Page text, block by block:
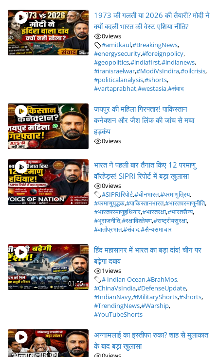
1973 की गलती या 2026 की तैयारी? मोदी ने
क्यों बदली भारत की वेस्ट एशिया नीति?
0views
#amitkaul,#BreakingNews,
#energysecurity,#foreignpolicy,
#geopolitics,#indiafirst,#indianews,
#iranisraelwar,#ModiVsIndira,#oilcrisis,
#politicalanalysis,#shorts,
#vartaprabhat,#westasia,#संवाद
जयपुर की महिला गिरफ्तार! पाकिस्तान
कनेक्शन और जैश लिंक की जांच से मचा
हड़कंप
0views
भारत ने पहली बार तैनात किए 12 परमाणु
वॉरहेड्स! SIPRI रिपोर्ट में बड़ा खुलासा
0views
#SIPRIरिपोर्ट,#चीनभारत,#परमाणुत्रिय,
#परमाणुयुद्धक,#पाकिस्तानभारत,#भारतपरमाणुनीति,
#भारतपरमाणुहथियार,#भारतरक्षा,#भारतसैन्य,
#भूराजनीति,#रक्षाविश्लेषण,#राष्ट्रीयसुरक्षा,
#वार्ताप्रभात,#संवाद,#सैन्यसमाचार
01:55
हिंद महासागर में भारत का बड़ा दांव! चीन पर
बढ़ेगा दबाव
1views
# Indian Ocean,#BrahMos,
#ChinaVsIndia,#DefenseUpdate,
#IndianNavy,#MilitaryShorts,#shorts,
#TrendingNews,#Warship,
#YouTubeShorts
अन्नामलाई का इस्तीफा रुका? शाह से मुलाकात
के बाद बड़ा खुलासा